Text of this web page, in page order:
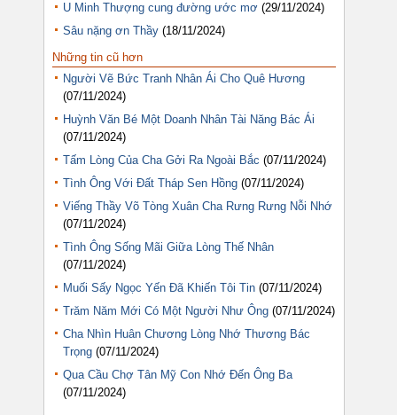
U Minh Thượng cung đường ước mơ (29/11/2024)
Sâu nặng ơn Thầy (18/11/2024)
Những tin cũ hơn
Người Vẽ Bức Tranh Nhân Ái Cho Quê Hương
(07/11/2024)
Huỳnh Văn Bé Một Doanh Nhân Tài Năng Bác Ái
(07/11/2024)
Tấm Lòng Của Cha Gởi Ra Ngoài Bắc (07/11/2024)
Tình Ông Với Đất Tháp Sen Hồng (07/11/2024)
Viếng Thầy Võ Tòng Xuân Cha Rưng Rưng Nỗi Nhớ
(07/11/2024)
Tình Ông Sống Mãi Giữa Lòng Thế Nhân
(07/11/2024)
Muối Sấy Ngọc Yến Đã Khiến Tôi Tin (07/11/2024)
Trăm Năm Mới Có Một Người Như Ông (07/11/2024)
Cha Nhìn Huân Chương Lòng Nhớ Thương Bác
Trọng (07/11/2024)
Qua Cầu Chợ Tân Mỹ Con Nhớ Đến Ông Ba
(07/11/2024)